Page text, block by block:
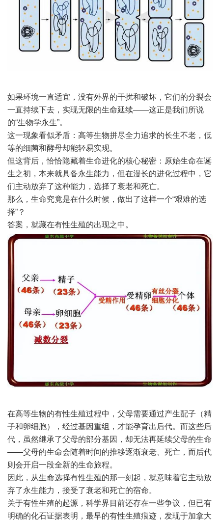
如果环境一直适宜，没有外界的干扰和破坏，它们的分裂会
一直持续下去，实现无限的生命延续——这正是我们所说
的“生物学永生”。
这一现象看似矛盾：高等生物拼尽全力追求的长生不老，低
等的细菌和酵母却能轻易实现。
但这背后，恰恰隐藏着生命进化的核心秘密：原始生命在诞
生之初，本来就具备永生能力，但在漫长的进化过程中，它
们主动放弃了这种能力，选择了衰老和死亡。
那么，生命究竟是在什么时候，做出了这样一个“艰难的选
择”？
答案，就藏在有性生殖的出现之中。
在高等生物的有性生殖过程中，父母需要通过产生配子（精
子和卵细胞），经过基因重组，才能孕育出后代。而这些后
代，虽然继承了父母的部分基因，却无法再延续父母的生命
——父母的生命会随着时间的推移逐渐衰老、死亡，而后代
则会开启一段全新的生命旅程。
因此，从生命选择有性生殖的那一刻起，就意味着它主动放
弃了永生能力，接受了衰老和死亡的宿命。
关于有性生殖的起源，科学界目前还存在一些争议，但已有
明确的化石证据表明，最早的有性生殖痕迹，发现于加拿大